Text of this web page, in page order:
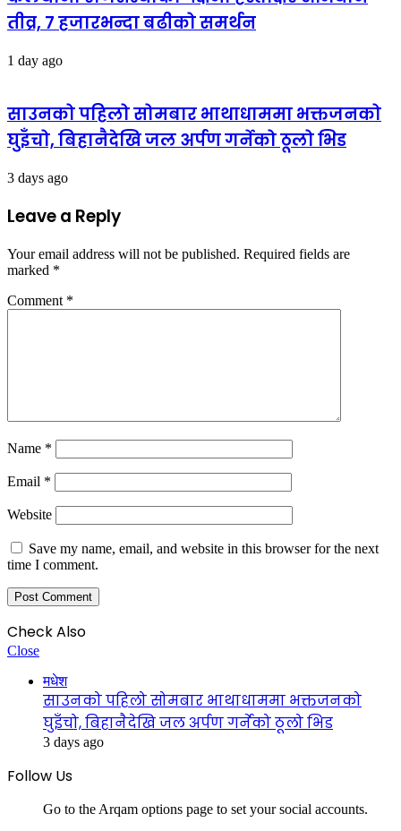
तीव्र, ७ हजारभन्दा बढीको समर्थन
1 day ago
साउनको पहिलो सोमबार भाथाधाममा भक्तजनको
घुइँचो, बिहानैदेखि जल अर्पण गर्नेको ठूलो भिड
3 days ago
Leave a Reply
Your email address will not be published. Required fields are
marked *
Comment *
Name *
Email *
Website
Save my name, email, and website in this browser for the next
time I comment.
Check Also
Close
मधेश
साउनको पहिलो सोमबार भाथाधाममा भक्तजनको
घुइँचो, बिहानैदेखि जल अर्पण गर्नेको ठूलो भिड
3 days ago
Follow Us
Go to the Arqam options page to set your social accounts.